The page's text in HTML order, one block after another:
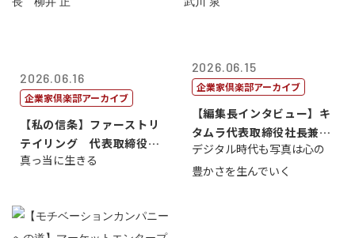
2026.06.16
企業家倶楽部アーカイブ
【私の信条】ファーストリ
テイリング 代表取締役会
長兼社長 柳...
真っ当に生きる
2026.06.15
企業家倶楽部アーカイブ
【編集長インタビュー】キ
タムラ代表取締役社長兼Ｃ
ＯＯ 武川 ...
デジタル時代も写真は心の
豊かさを生んでいく